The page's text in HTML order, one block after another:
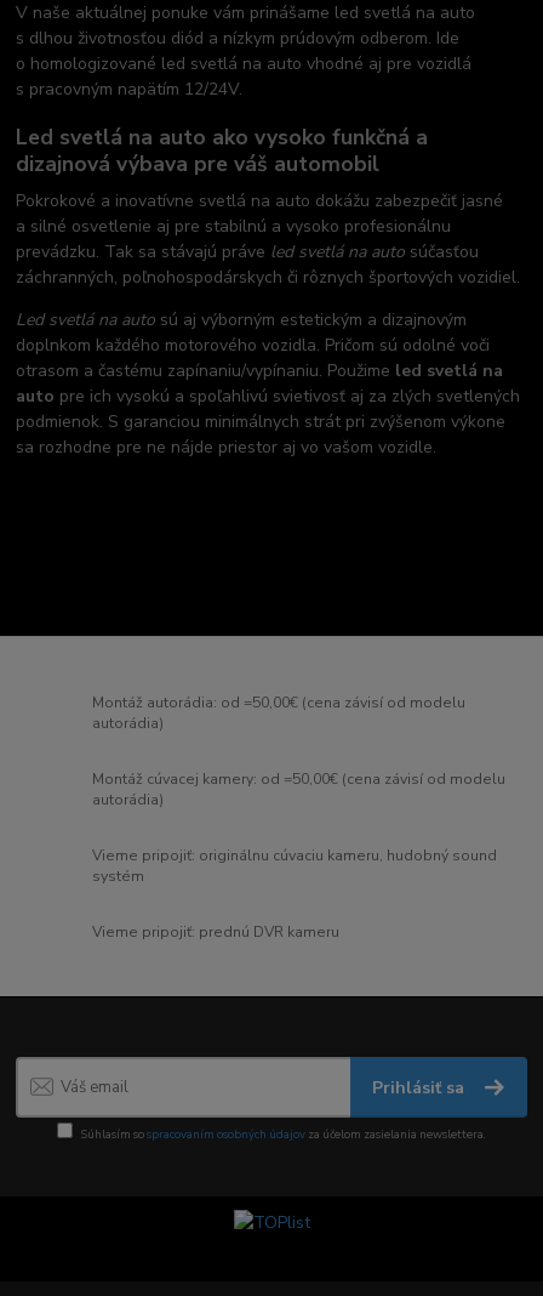
V naše aktuálnej ponuke vám prinášame led svetlá na auto
s dlhou životnosťou diód a nízkym prúdovým odberom. Ide
o homologizované led svetlá na auto vhodné aj pre vozidlá
s pracovným napätím 12/24V.
Led svetlá na auto ako vysoko funkčná a
dizajnová výbava pre váš automobil
Pokrokové a inovatívne svetlá na auto dokážu zabezpečiť jasné
a silné osvetlenie aj pre stabilnú a vysoko profesionálnu
prevádzku. Tak sa stávajú práve led svetlá na auto súčasťou
záchranných, poľnohospodárskych či rôznych športových vozidiel.
Led svetlá na auto sú aj výborným estetickým a dizajnovým
doplnkom každého motorového vozidla. Pričom sú odolné voči
otrasom a častému zapínaniu/vypínaniu. Použime led svetlá na
auto pre ich vysokú a spoľahlivú svietivosť aj za zlých svetlených
podmienok. S garanciou minimálnych strát pri zvýšenom výkone
sa rozhodne pre ne nájde priestor aj vo vašom vozidle.
Montáž autorádia: od =50,00€ (cena závisí od modelu
autorádia)
Montáž cúvacej kamery: od =50,00€ (cena závisí od modelu
autorádia)
Vieme pripojiť: originálnu cúvaciu kameru, hudobný sound
systém
Vieme pripojiť: prednú DVR kameru
Prihlásiť sa
Súhlasím sospracovaním osobných údajov za účelom zasielania newslettera.